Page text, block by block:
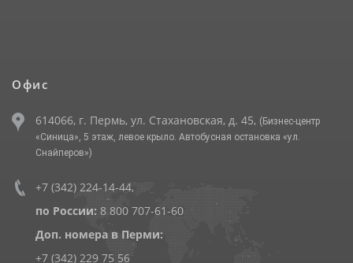
Офис
614066, г. Пермь, ул. Стахановская, д. 45, (Бизнес-центр
«Синица», 5 этаж, левое крыло. Автобусная остановка «ул.
Снайперов»)
+7 (342) 224-14-44,
по России: 8 800 707-61-60
Доп. номера в Перми:
+7 (342) 229 75 56